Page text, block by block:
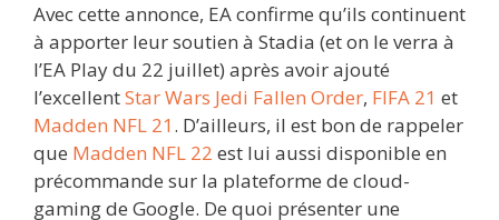
Avec cette annonce, EA confirme qu’ils continuent
à apporter leur soutien à Stadia (et on le verra à
l’EA Play du 22 juillet) après avoir ajouté
l’excellentStar Wars Jedi Fallen Order, FIFA 21 et
Madden NFL 21. D’ailleurs, il est bon de rappeler
que Madden NFL 22 est lui aussi disponible en
précommande sur la plateforme de cloud-
gaming de Google. De quoi présenter une